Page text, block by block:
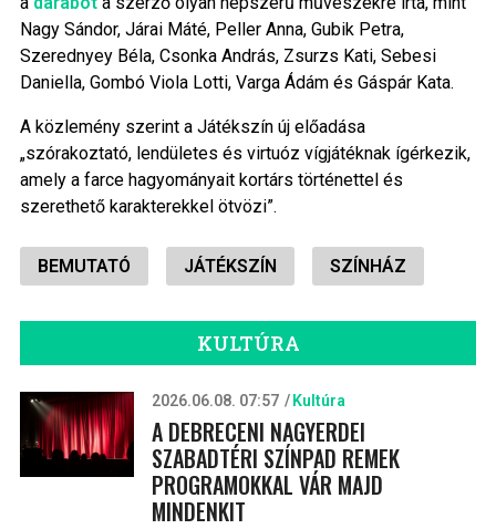
Nagy Sándor, Járai Máté, Peller Anna, Gubik Petra,
Szerednyey Béla, Csonka András, Zsurzs Kati, Sebesi
Daniella, Gombó Viola Lotti, Varga Ádám és Gáspár Kata.
A közlemény szerint a Játékszín új előadása
„szórakoztató, lendületes és virtuóz vígjátéknak ígérkezik,
amely a farce hagyományait kortárs történettel és
szerethető karakterekkel ötvözi”.
BEMUTATÓ JÁTÉKSZÍN SZÍNHÁZ
KULTÚRA
2026.06.08. 07:57 Kultúra
A DEBRECENI NAGYERDEI
SZABADTÉRI SZÍNPAD REMEK
PROGRAMOKKAL VÁR MAJD
MINDENKIT